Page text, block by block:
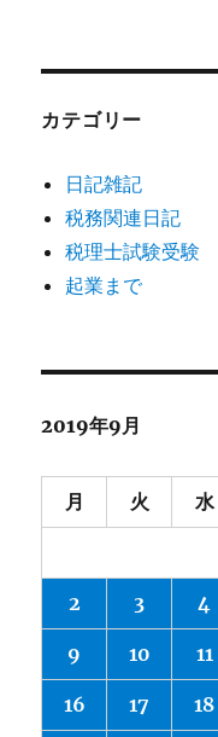
カテゴリー
日記雑記
税務関連日記
税理士試験受験
起業まで
2019年9月
月 火 水
2 3 4
9 10 11
16 17 18